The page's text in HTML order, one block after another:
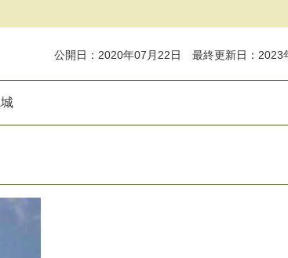
公開日：2020年07月22日 最終更新日：2023
城